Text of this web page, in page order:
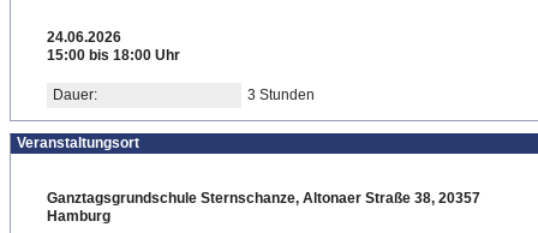
24.06.2026
15:00 bis 18:00 Uhr
Dauer: 3 Stunden
Veranstaltungsort
Ganztagsgrundschule Sternschanze, Altonaer Straße 38, 20357
Hamburg